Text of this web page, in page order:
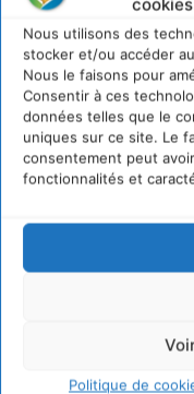
cookies
Nous utilisons des
stocker et/ou accéder
Nous le faisons pour
Consentir à ces
données telles que le
uniques sur ce site. Le
consentement peut
fonctionnalités et
Politique de